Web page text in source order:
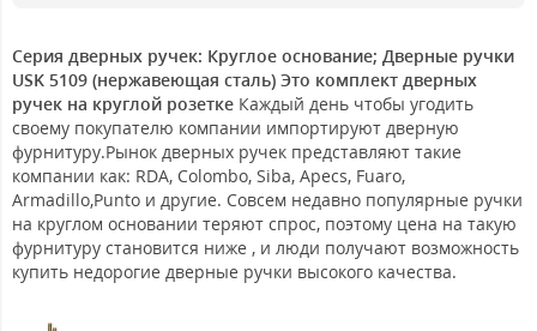
Серия дверных ручек: Круглое основание; Дверные ручки
USK 5109 (нержавеющая сталь) Это комплект дверных
ручек на круглой розетке Каждый день чтобы угодить
своему покупателю компании импортируют дверную
фурнитуру.Рынок дверных ручек представляют такие
компании как: RDA, Colombo, Siba, Apecs, Fuaro,
Armadillo,Punto и другие. Совсем недавно популярные ручки
на круглом основании теряют спрос, поэтому цена на такую
фурнитуру становится ниже , и люди получают возможность
купить недорогие дверные ручки высокого качества.